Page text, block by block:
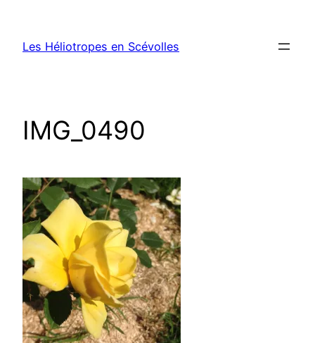
contenu
Les Héliotropes en Scévolles
IMG_0490